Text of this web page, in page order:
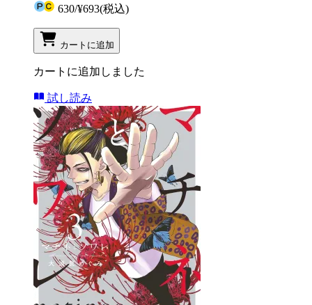
630/¥693(税込)
カートに追加
カートに追加しました
試し読み